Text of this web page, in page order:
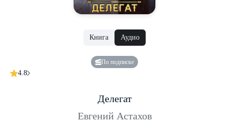
Книга Аудио
По подписке
4.8
Делегат
Евгений Астахов